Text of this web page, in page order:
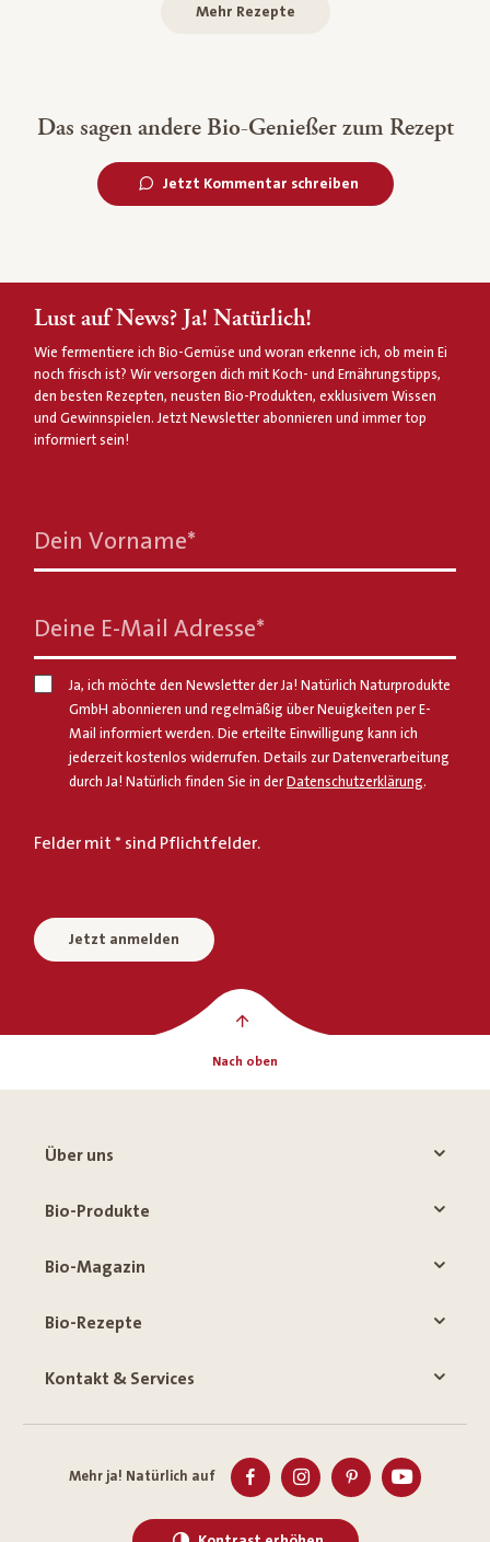
Mehr Rezepte
Das sagen andere Bio-Genießer zum Rezept
Jetzt Kommentar schreiben
Lust auf News? Ja! Natürlich!
Wie fermentiere ich Bio-Gemüse und woran erkenne ich, ob mein Ei
noch frisch ist? Wir versorgen dich mit Koch- und Ernährungstipps,
den besten Rezepten, neusten Bio-Produkten, exklusivem Wissen
und Gewinnspielen. Jetzt Newsletter abonnieren und immer top
informiert sein!
Dein Vorname*
Deine E-Mail Adresse*
Ja, ich möchte den Newsletter der Ja! Natürlich Naturprodukte
GmbH abonnieren und regelmäßig über Neuigkeiten per E-
Mail informiert werden. Die erteilte Einwilligung kann ich
jederzeit kostenlos widerrufen. Details zur Datenverarbeitung
durch Ja! Natürlich finden Sie in derDatenschutzerklärung.
Felder mit * sind Pflichtfelder.
Jetzt anmelden
Nach oben
Über uns
Bio-Produkte
Bio-Magazin
Bio-Rezepte
Kontakt & Services
Mehr ja! Natürlich auf